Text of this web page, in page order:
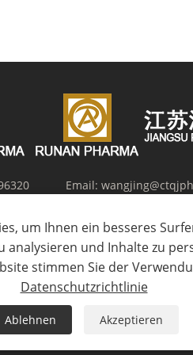
Email:
China
um Ihnen ein besseres
analysieren und Inhalte zu
stimmen Sie der
Datenschutzrichtlinie
Ablehnen Akzeptieren